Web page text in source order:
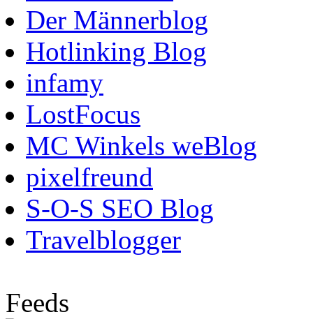
Der Männerblog
Hotlinking Blog
infamy
LostFocus
MC Winkels weBlog
pixelfreund
S-O-S SEO Blog
Travelblogger
Feeds